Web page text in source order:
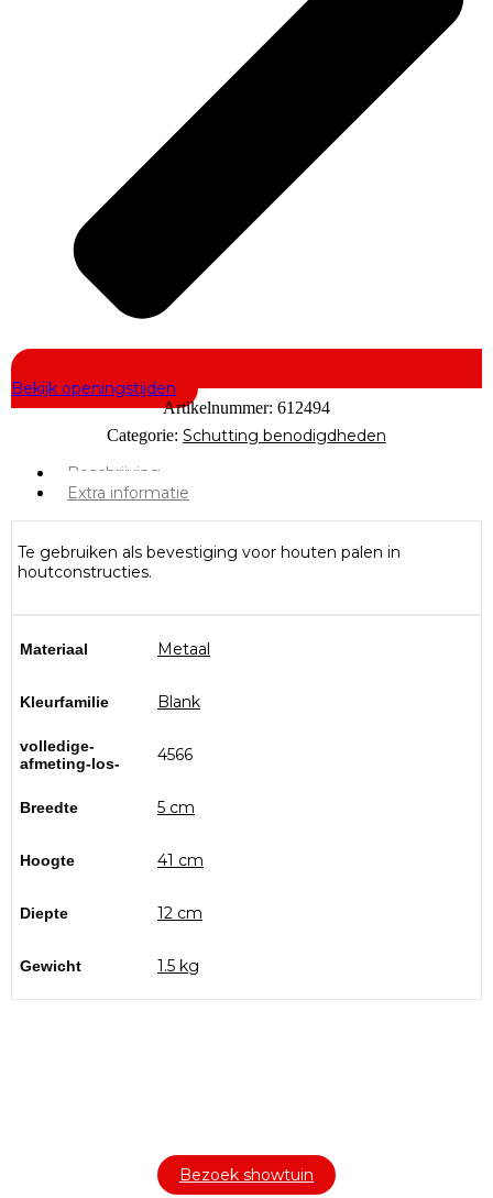
Bekijk openingstijden
Artikelnummer: 612494
Categorie: Schutting benodigdheden
Beschrijving
Extra informatie
Te gebruiken als bevestiging voor houten palen in
houtconstructies.
Materiaal Metaal
Kleurfamilie Blank
volledige-
afmeting-los-
4566
Breedte 5 cm
Hoogte 41 cm
Diepte 12 cm
Gewicht 1.5 kg
Bezoek showtuin